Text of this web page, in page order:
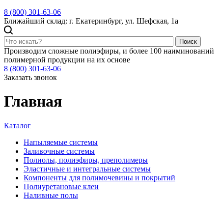
8 (800) 301-63-06
Ближайший склад: г. Екатеринбург, ул. Шефская, 1а
Поиск
Производим сложные полиэфиры, и более 100 наиминований
полимерной продукции на их основе
8 (800) 301-63-06
Заказать звонок
Главная
Каталог
Напыляемые системы
Заливочные системы
Полиолы, полиэфиры, преполимеры
Эластичные и интегральные системы
Компоненты для полимочевины и покрытий
Полиуретановые клеи
Наливные полы